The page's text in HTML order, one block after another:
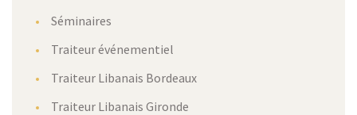
Séminaires
Traiteur événementiel
Traiteur Libanais Bordeaux
Traiteur Libanais Gironde